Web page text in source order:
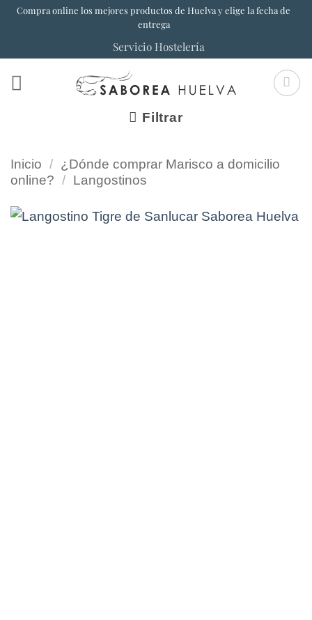
SaltarCompra online los mejores productos de Huelva y elige la fecha de
entrega
Servicio Hostelería
Filtrar
Inicio / ¿Dónde comprar Marisco a domicilio
online? / Langostinos